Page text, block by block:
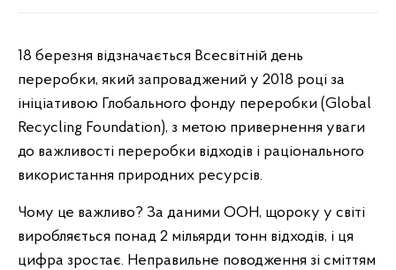
18 березня відзначається Всесвітній день
переробки, який запроваджений у 2018 році за
ініціативою Глобального фонду переробки (Global
Recycling Foundation), з метою привернення уваги
до важливості переробки відходів і раціонального
використання природних ресурсів.
Чому це важливо? За даними ООН, щороку у світі
виробляється понад 2 мільярди тонн відходів, і ця
цифра зростає. Неправильне поводження зі сміттям